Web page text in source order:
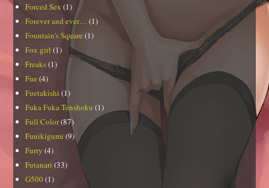
Forced Sex (1)
Forever and ever… (1)
Fountain's Square (1)
Fox girl (1)
Freaks(1)
Fue (4)
Fuetakishi (1)
Fuka Fuka Tenshoku (1)
Full Color(87)
Funikigumi (9)
Furry (4)
Futanari (33)
G500 (1)